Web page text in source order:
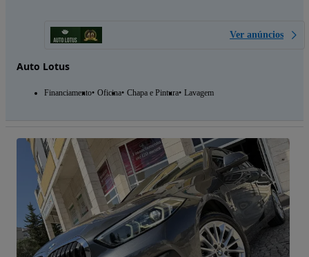
Ver anúncios
Auto Lotus
Financiamento Oficina Chapa e Pintura Lavagem